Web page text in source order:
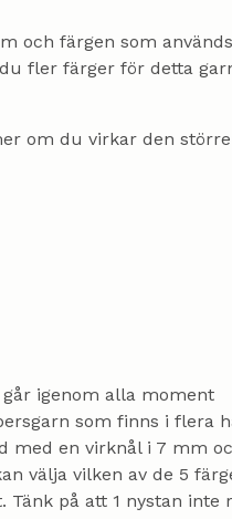
och färgen som
fler färger för detta
om du virkar den
igenom alla moment
som finns i flera
med en virknål i 7 mm
välja vilken av de 5
på att 1 nystan inte